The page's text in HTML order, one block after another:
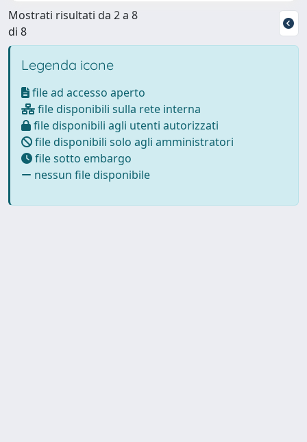
Mostrati risultati da 2 a 8
di 8
Legenda icone
file ad accesso aperto
file disponibili sulla rete interna
file disponibili agli utenti autorizzati
file disponibili solo agli amministratori
file sotto embargo
nessun file disponibile